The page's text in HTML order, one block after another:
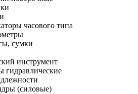
часового типа
сумки
инструмент
гидравлические
(силовые)